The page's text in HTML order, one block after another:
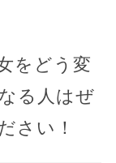
をどう変
る人はぜ
さい！